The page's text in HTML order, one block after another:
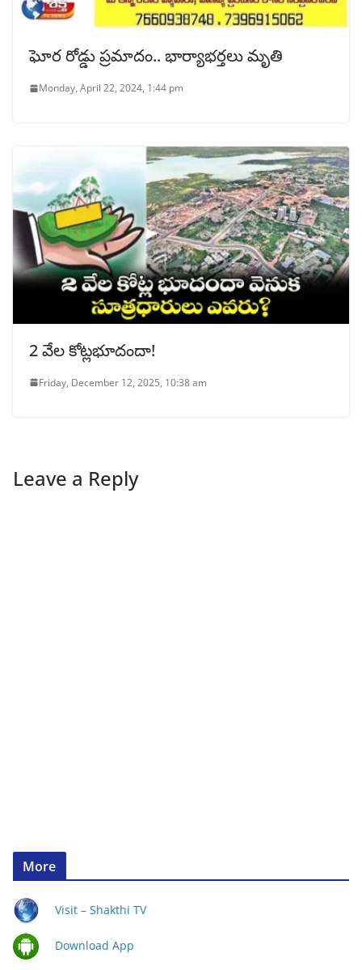
ఘోర రోడ్డు ప్రమాదం.. భార్యాభర్తలు మృతి
Monday, April 22, 2024, 1:44 pm
2 వేల కోట్లభూదందా!
Friday, December 12, 2025, 10:38 am
Leave a Reply
More
Visit – Shakthi TV
Download App